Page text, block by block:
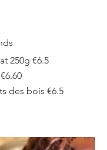
250g €6.5
€6.60
des bois €6.5